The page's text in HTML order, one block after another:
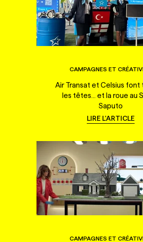
CAMPAGNES ET
Air Transat et Celsius font
les têtes... et la roue au
Saputo
LIRE L'ARTICLE
CAMPAGNES ET